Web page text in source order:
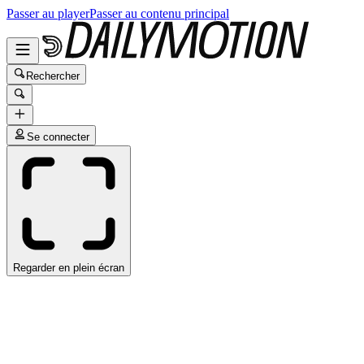
Passer au playerPasser au contenu principal
Rechercher
Se connecter
Regarder en plein écran